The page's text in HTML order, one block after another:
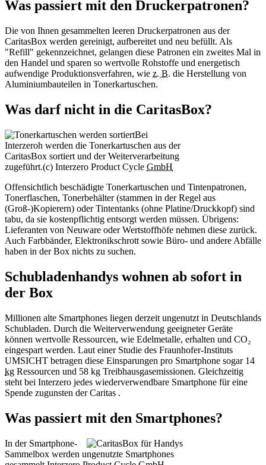
Was passiert mit den Druckerpatronen?
Die von Ihnen gesammelten leeren Druckerpatronen aus der
CaritasBox werden gereinigt, aufbereitet und neu befüllt. Als
"Refill" gekennzeichnet, gelangen diese Patronen ein zweites Mal in
den Handel und sparen so wertvolle Rohstoffe und energetisch
aufwendige Produktionsverfahren, wie z. B. die Herstellung von
Aluminiumbauteilen in Tonerkartuschen.
Was darf nicht in die CaritasBox?
Bei
Interzeroh werden die Tonerkartuschen aus der
CaritasBox sortiert und der Weiterverarbeitung
zugeführt.(c) Interzero Product Cycle GmbH
Offensichtlich beschädigte Tonerkartuschen und Tintenpatronen,
Tonerflaschen, Tonerbehälter (stammen in der Regel aus
(Groß-)Kopierern) oder Tintentanks (ohne Platine/Druckkopf) sind
tabu, da sie kostenpflichtig entsorgt werden müssen. Übrigens:
Lieferanten von Neuware oder Wertstoffhöfe nehmen diese zurück.
Auch Farbbänder, Elektronikschrott sowie Büro- und andere Abfälle
haben in der Box nichts zu suchen.
Schubladenhandys wohnen ab sofort in
der Box
Millionen alte Smartphones liegen derzeit ungenutzt in Deutschlands
Schubladen. Durch die Weiterverwendung geeigneter Geräte
können wertvolle Ressourcen, wie Edelmetalle, erhalten und CO₂
eingespart werden. Laut einer Studie des Fraunhofer-Instituts
UMSICHT betragen diese Einsparungen pro Smartphone sogar 14
kg Ressourcen und 58 kg Treibhausgasemissionen. Gleichzeitig
steht bei Interzero jedes wiederverwendbare Smartphone für eine
Spende zugunsten der Caritas .
Was passiert mit den Smartphones?
In der Smartphone-
Sammelbox werden ungenutzte Smartphones